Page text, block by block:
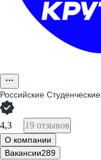
Российские
4,3 19 отзывов
О компании
Вакансии289